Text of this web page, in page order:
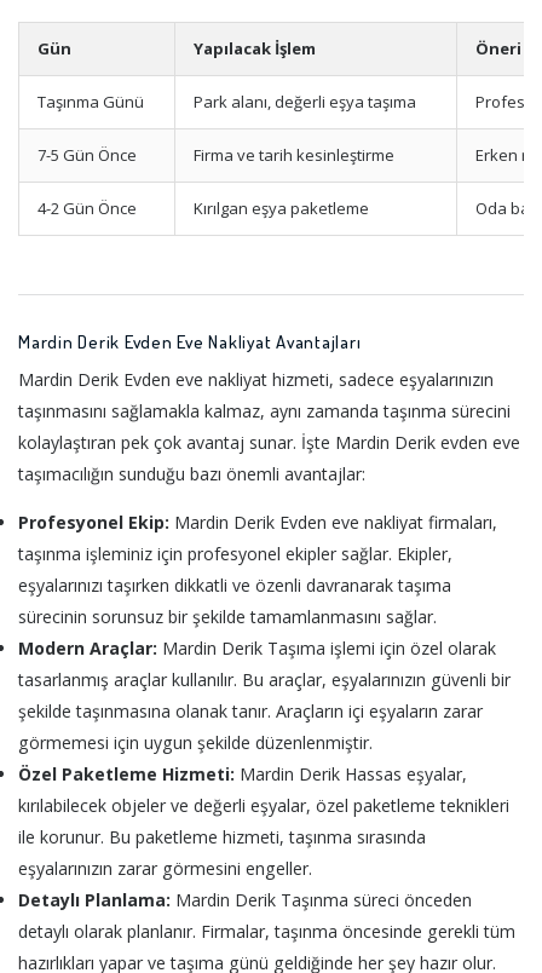
Gün Yapılacak İşlem Öneri
Taşınma Günü Park alanı, değerli eşya taşıma
7-5 Gün Önce Firma ve tarih kesinleştirme Erken
4-2 Gün Önce Kırılgan eşya paketleme Oda
Mardin Derik Evden Eve Nakliyat Avantajları
Mardin Derik Evden eve nakliyat hizmeti, sadece eşyalarınızın
taşınmasını sağlamakla kalmaz, aynı zamanda taşınma sürecini
kolaylaştıran pek çok avantaj sunar. İşte Mardin Derik evden eve
taşımacılığın sunduğu bazı önemli avantajlar:
Profesyonel Ekip: Mardin Derik Evden eve nakliyat firmaları,
taşınma işleminiz için profesyonel ekipler sağlar. Ekipler,
eşyalarınızı taşırken dikkatli ve özenli davranarak taşıma
sürecinin sorunsuz bir şekilde tamamlanmasını sağlar.
Modern Araçlar: Mardin Derik Taşıma işlemi için özel olarak
tasarlanmış araçlar kullanılır. Bu araçlar, eşyalarınızın güvenli bir
şekilde taşınmasına olanak tanır. Araçların içi eşyaların zarar
görmemesi için uygun şekilde düzenlenmiştir.
Özel Paketleme Hizmeti: Mardin Derik Hassas eşyalar,
kırılabilecek objeler ve değerli eşyalar, özel paketleme teknikleri
ile korunur. Bu paketleme hizmeti, taşınma sırasında
eşyalarınızın zarar görmesini engeller.
Detaylı Planlama: Mardin Derik Taşınma süreci önceden
detaylı olarak planlanır. Firmalar, taşınma öncesinde gerekli tüm
hazırlıkları yapar ve taşıma günü geldiğinde her şey hazır olur.